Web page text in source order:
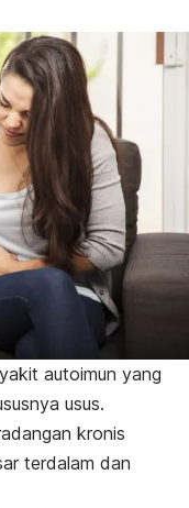
autoimun yang
usus.
kronis
terdalam dan